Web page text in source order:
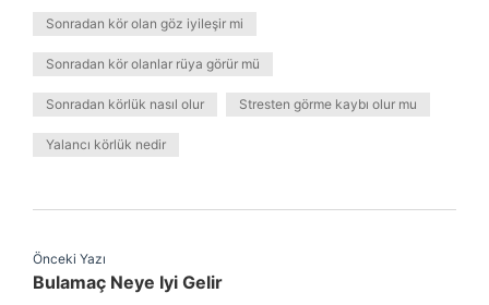
Sonradan kör olan göz iyileşir mi
Sonradan kör olanlar rüya görür mü
Sonradan körlük nasıl olur Stresten görme kaybı olur mu
Yalancı körlük nedir
Önceki Yazı
Bulamaç Neye Iyi Gelir